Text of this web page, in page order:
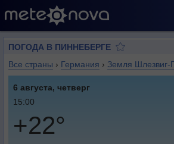
ПОГОДА В ПИННЕБЕРГЕ
Все страны › Германия › Земля Шлезвиг-
6 августа, четверг
15:00
+22°